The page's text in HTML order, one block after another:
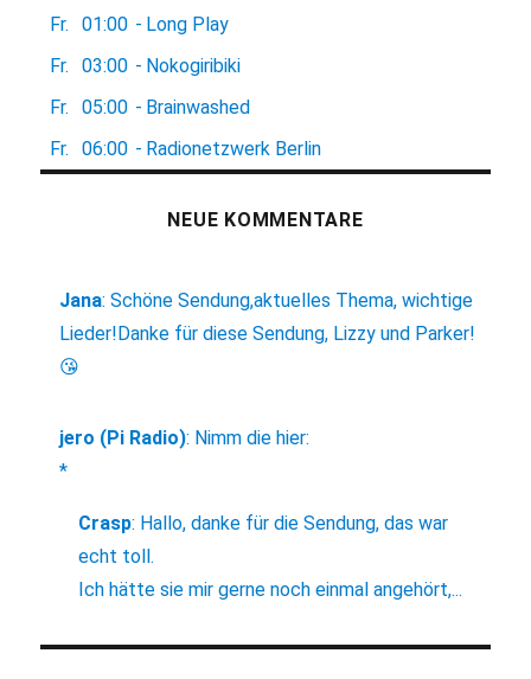
Fr.
01:00 - Long Play
Fr.
03:00 - Nokogiribiki
Fr.
05:00 - Brainwashed
Fr.
06:00 - Radionetzwerk Berlin
NEUE KOMMENTARE
Jana:Schöne Sendung,aktuelles Thema, wichtige
Lieder!Danke für diese Sendung, Lizzy und Parker!
😘
jero (Pi Radio): Nimm die hier:
*
Crasp: Hallo, danke für die Sendung, das war
echt toll.
Ich hätte sie mir gerne noch einmal angehört,...